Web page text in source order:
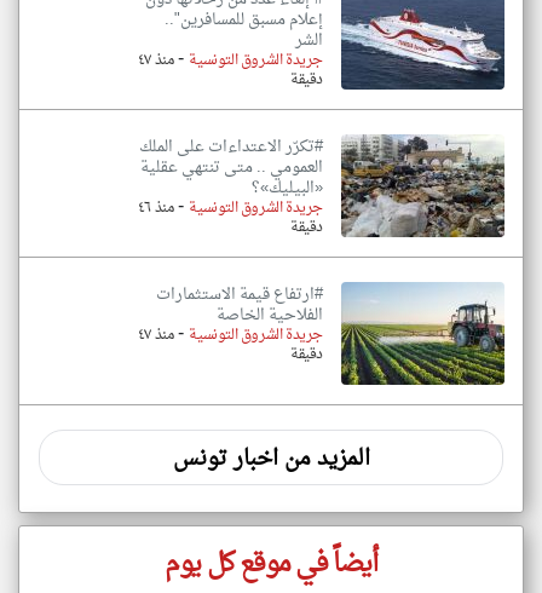
إعلام مسبق للمسافرين"..
الشر
جريدة الشروق التونسية - منذ ٤٧
دقيقة
#تكرّر الاعتداءات على الملك
العمومي .. متى تنتهي عقلية
«البيليك»؟
جريدة الشروق التونسية - منذ ٤٦
دقيقة
#ارتفاع قيمة الاستثمارات
الفلاحية الخاصة
جريدة الشروق التونسية - منذ ٤٧
دقيقة
المزيد من اخبار تونس
أيضاً في موقع كل يوم